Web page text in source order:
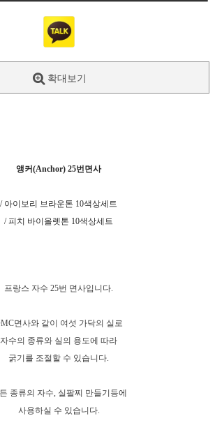
확대보기
앵커(Anchor) 25번면사
/ 아이보리 브라운톤 10색상세트
/ 피치 바이올렛톤 10색상세트
프랑스 자수 25번 면사입니다.
면사와 같이 여섯 가닥의 실로
자수의 종류와 실의 용도에 따라
굵기를 조절할 수 있습니다.
종류의 자수, 실팔찌 만들기등에
사용하실 수 있습니다.